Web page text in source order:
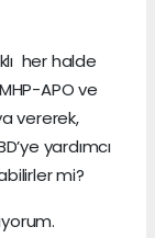
her halde
APO ve
vererek,
yardımcı
mi?